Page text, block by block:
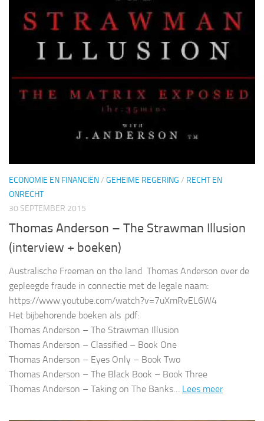
ECONOMIE EN FINANCIËN/ GEHEIME REGERING / RECHT EN
ONRECHT
30 SEPTEMBER 2015
Thomas Anderson – The Strawman Illusion
(interview + boeken)
Australische Freeman on the land Thomas Anderson over de
gepleegde fraude in connectie met de legale naam:
https://www.youtube.com/watch?v=7uXmRvEL6W4
Het bijbehorende boeken als .pdf:
Thomas Anderson – The Strawman Illusion
Thomas Anderson – Classified – Book One
Thomas Anderson – Eyes Only – Book Two
Thomas Anderson – The Black Book – Book Three
Thomas Anderson – Taking on The Banks… Lees meer